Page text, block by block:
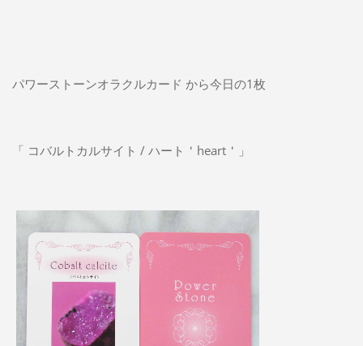
パワーストーンオラクルカード から今日の1枚
「 コバルトカルサイト / ハート＇heart＇」